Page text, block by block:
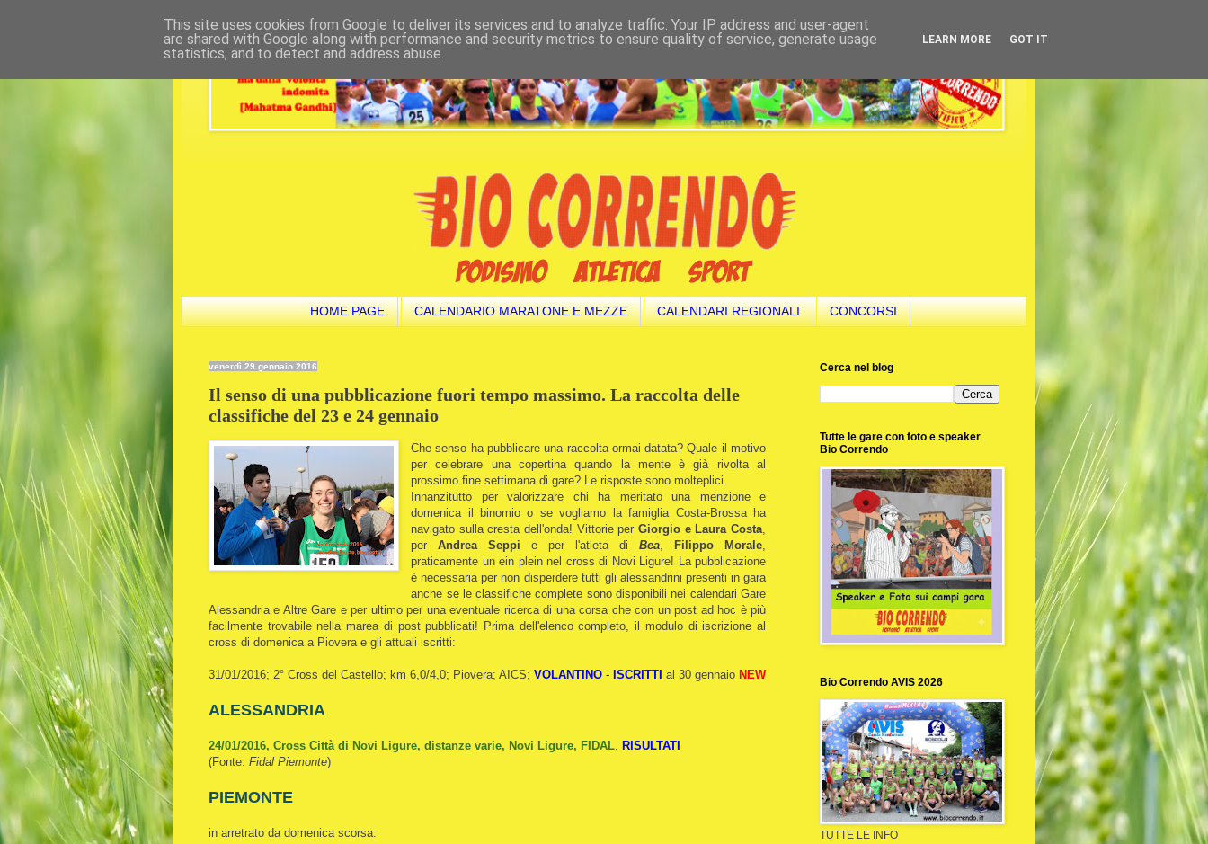
HOME PAGE CALENDARIO MARATONE E MEZZE CALENDARI REGIONALI CONCORSI
venerdì 29 gennaio 2016
Il senso di una pubblicazione fuori tempo massimo. La raccolta delle
classifiche del 23 e 24 gennaio
Che senso ha pubblicare una raccolta ormai datata? Quale il motivo
per celebrare una copertina quando la mente è già rivolta al
prossimo fine settimana di gare? Le risposte sono molteplici.
Innanzitutto per valorizzare chi ha meritato una menzione e
domenica il binomio o se vogliamo la famiglia Costa-Brossa ha
navigato sulla cresta dell'onda! Vittorie perGiorgio e Laura Costa
perAndrea Seppi e per l'atleta diBea Filippo Morale
praticamente un ein plein nel cross di Novi Ligure! La pubblicazione
è necessaria per non disperdere tutti gli alessandrini presenti in gara
anche se le classifiche complete sono disponibili nei calendari Gare
Alessandria e Altre Gare e per ultimo per una eventuale ricerca di una corsa che con un post ad hoc è più
facilmente trovabile nella marea di post pubblicati! Prima dell'elenco completo, il modulo di iscrizione al
cross di domenica a Piovera e gli attuali iscritti:
31/01/2016; 2° Cross del Castello; km 6,0/4,0; Piovera; AICS; VOLANTINO - ISCRITTI al 30 gennaio NEW
ALESSANDRIA
24/01/2016, Cross Città di Novi Ligure, distanze varie, Novi Ligure, FIDAL
RISULTATI
(Fonte: Fidal Piemonte)
PIEMONTE
in arretrato da domenica scorsa:
Cerca nel blog
Tutte le gare con foto e speaker
Bio Correndo
Bio Correndo AVIS 2026
TUTTE LE INFO
This site uses cookies from Google to deliver its services and to analyze traffic. Your IP address and user-agent
are shared with Google along with performance and security metrics to ensure quality of service, generate usage
statistics, and to detect and address abuse.
LEARN MORE GOT IT